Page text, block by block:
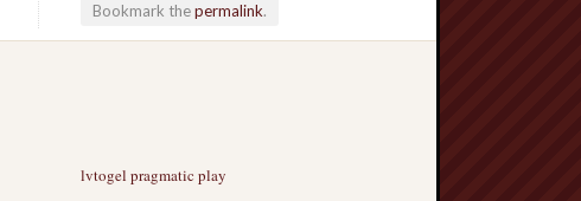
Bookmark thepermalink.
lvtogel pragmatic play